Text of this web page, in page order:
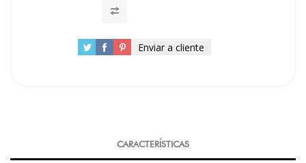
Enviar a cliente
CARACTERÍSTICAS